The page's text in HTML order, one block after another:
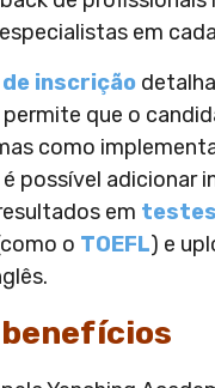
em
inscrição
que o
como
possível adicionar
em
o TOEFL) e
benefícios